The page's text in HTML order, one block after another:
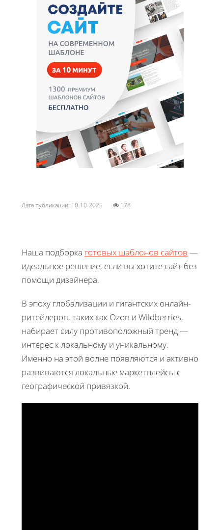
Дата публикации: 10-10-2025 178
Наша подборка готовых шаблонов сайтов —
идеальное решение, если вы хотите сайт без
помощи дизайнера.
В эпоху глобализации и гигантских онлайн-
ритейлеров, таких как Ozon и Wildberries,
набирает силу противоположный тренд —
интерес к локальному и уникальному.
Именно на этой волне появляются и активно
развиваются локальные маркетплейсы с
географической привязкой.